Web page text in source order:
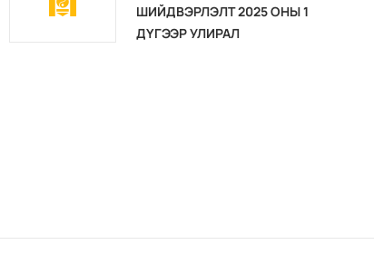
ШИЙДВЭРЛЭЛТ 2025 ОНЫ 1
ДҮГЭЭР УЛИРАЛ